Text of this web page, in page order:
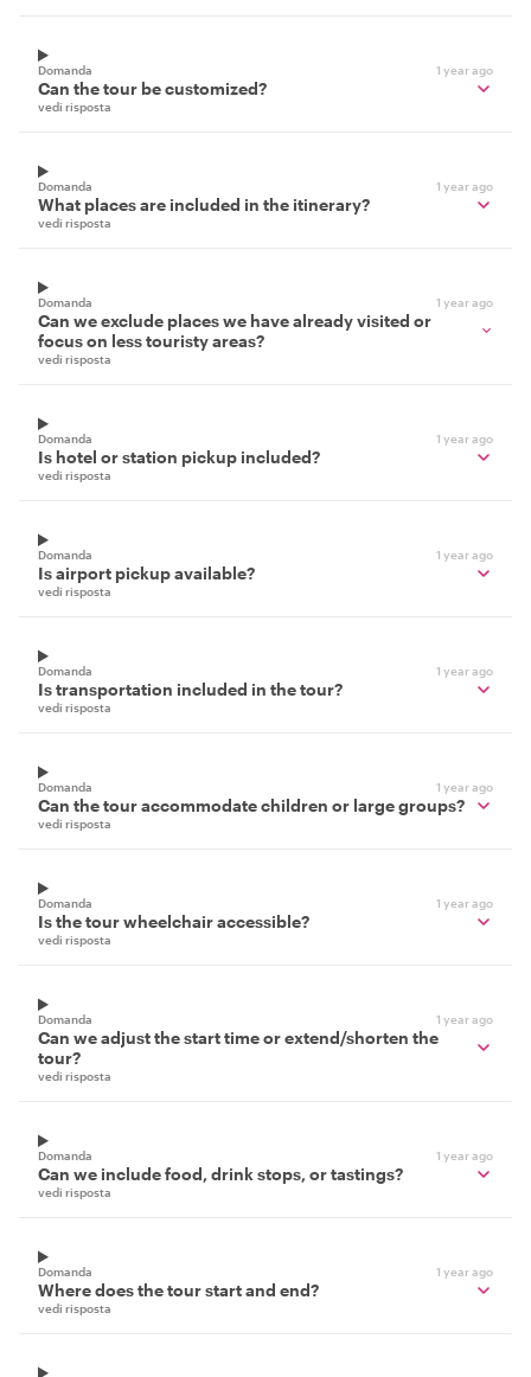
Domanda 1 year ago
Can the tour be customized?
vedi risposta
Domanda 1 year ago
What places are included in the itinerary?
vedi risposta
Domanda 1 year ago
Can we exclude places we have already visited or
focus on less touristy areas?
vedi risposta
Domanda 1 year ago
Is hotel or station pickup included?
vedi risposta
Domanda 1 year ago
Is airport pickup available?
vedi risposta
Domanda 1 year ago
Is transportation included in the tour?
vedi risposta
Domanda 1 year ago
Can the tour accommodate children or large groups?
vedi risposta
Domanda 1 year ago
Is the tour wheelchair accessible?
vedi risposta
Domanda 1 year ago
Can we adjust the start time or extend/shorten the
tour?
vedi risposta
Domanda 1 year ago
Can we include food, drink stops, or tastings?
vedi risposta
Domanda 1 year ago
Where does the tour start and end?
vedi risposta